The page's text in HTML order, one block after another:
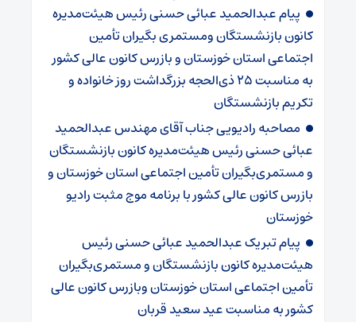
پیام عبدالحمید عبائی حسنی رئیس هیئت‌مدیره
کانون بازنشستگان ومستمری بگیران تأمین
اجتماعی استان خوزستان و بازرس کانون عالی کشور
به مناسبت ۲۵ ذی‌الحجه بزرگداشت روز خانواده و
تکریم بازنشستگان
مصاحبه رادیویی جناب آقای مهندس عبدالحمید
عبائی حسنی رئیس هیئت‌مدیره کانون بازنشستگان
و مستمری‌بگیران تأمین اجتماعی استان خوزستان و
بازرس کانون عالی کشور با برنامه موج مثبت رادیو
خوزستان
پیام تبریک عبدالحمید عبائی حسنی رئیس
هیئت‌مدیره کانون بازنشستگان و مستمری‌بگیران
تأمین اجتماعی استان خوزستان وبازرس کانون عالی
کشور به مناسبت عید سعید قربان